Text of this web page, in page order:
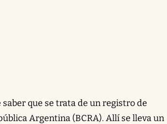
que se trata de un registro de
Argentina (BCRA). Allí se lleva un